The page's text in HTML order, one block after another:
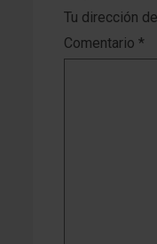
Tu dirección
Comentario *